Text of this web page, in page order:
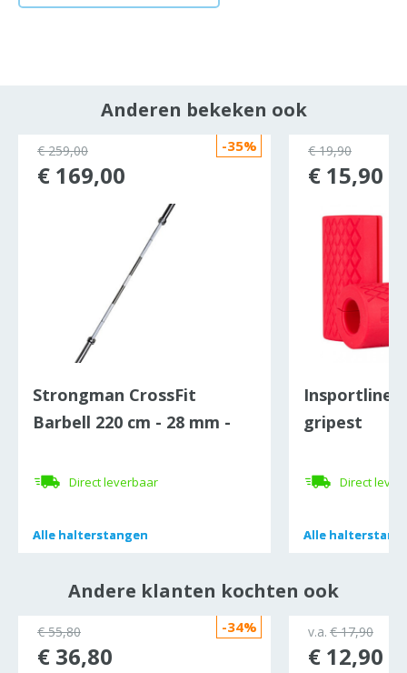
Anderen bekeken ook
-35%
Strongman CrossFit
Barbell 220 cm - 28 mm -
Direct leverbaar
Alle halterstangen
Alle halterstangen
€ 259,00
€ 169,00
Insportline
gripest
Direct
Alle
Alle
€ 19,90
€ 15,90
Andere klanten kochten ook
-34%
€ 55,80
€ 36,80
v.a. € 17,90
€ 12,90